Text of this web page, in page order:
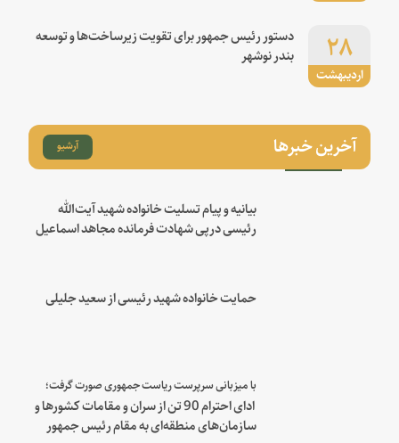
اردیبهشت
۲۸
دستور رئیس جمهور برای تقویت زیرساخت‌ها و توسعه
بندر نوشهر
آخرین خبرها آرشیو
بیانیه و پیام تسلیت خانواده شهید آیت‌الله
رئیسی درپی شهادت فرمانده مجاهد اسماعیل
حمایت خانواده شهید رئیسی از سعید جلیلی
با میزبانی سرپرست ریاست جمهوری صورت گرفت؛
ادای احترام 90 تن از سران و مقامات کشورها و
سازمان‌های منطقه‌ای به مقام رئیس جمهور